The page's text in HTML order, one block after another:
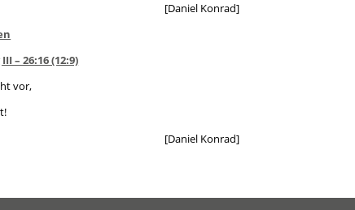
[Daniel Konrad]
– 26:16 (12:9)
vor,
[Daniel Konrad]